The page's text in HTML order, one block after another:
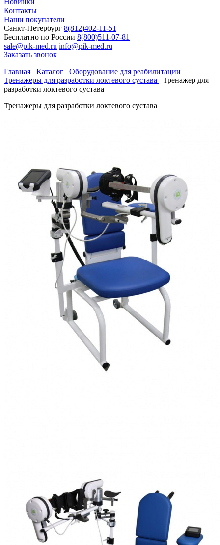
Новинки
Контакты
Наши покупатели
Санкт-Петербург 8(812)402-11-51
Бесплатно по России 8(800)511-07-81
sale@pik-med.ru info@pik-med.ru
Заказать звонок
Главная
Каталог
Оборудование для реабилитации
Тренажеры для разработки локтевого сустава
Тренажер для
разработки локтевого сустава
Тренажеры для разработки локтевого сустава